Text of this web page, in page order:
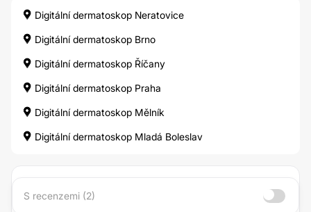
Digitální dermatoskop Neratovice
Digitální dermatoskop Brno
Digitální dermatoskop Říčany
Digitální dermatoskop Praha
Digitální dermatoskop Mělník
Digitální dermatoskop Mladá Boleslav
S recenzemi (2)